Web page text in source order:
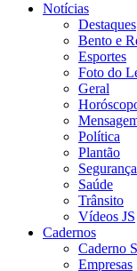
Notícias
Destaques
Bento e
Esportes
Foto do
Geral
Política
Plantão
Segurança
Saúde
Trânsito
Vídeos JS
Cadernos
Caderno S
Empresas